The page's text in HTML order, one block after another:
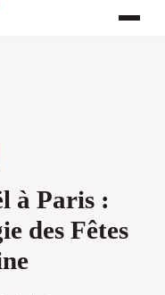
à Paris :
des Fêtes